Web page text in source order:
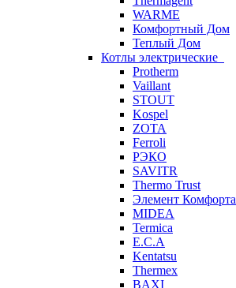
WARME
Комфортный Дом
Теплый Дом
Котлы электрические
Protherm
Vaillant
STOUT
Kospel
ZOTA
Ferroli
РЭКО
SAVITR
Thermo Trust
Элемент Комфорта
MIDEA
Termica
E.C.A
Kentatsu
Thermex
BAXI